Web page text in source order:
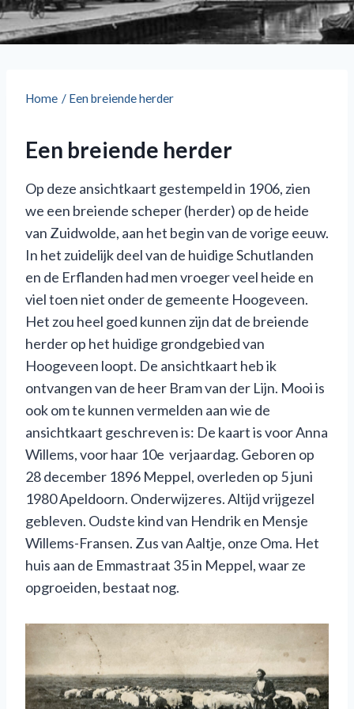
Home / Een breiende herder
Een breiende herder
Op deze ansichtkaart gestempeld in 1906, zien
we een breiende scheper (herder) op de heide
van Zuidwolde, aan het begin van de vorige eeuw.
In het zuidelijk deel van de huidige Schutlanden
en de Erflanden had men vroeger veel heide en
viel toen niet onder de gemeente Hoogeveen.
Het zou heel goed kunnen zijn dat de breiende
herder op het huidige grondgebied van
Hoogeveen loopt. De ansichtkaart heb ik
ontvangen van de heer Bram van der Lijn. Mooi is
ook om te kunnen vermelden aan wie de
ansichtkaart geschreven is: De kaart is voor Anna
Willems, voor haar 10e verjaardag. Geboren op
28 december 1896 Meppel, overleden op 5 juni
1980 Apeldoorn. Onderwijzeres. Altijd vrijgezel
gebleven. Oudste kind van Hendrik en Mensje
Willems-Fransen. Zus van Aaltje, onze Oma. Het
huis aan de Emmastraat 35 in Meppel, waar ze
opgroeiden, bestaat nog.